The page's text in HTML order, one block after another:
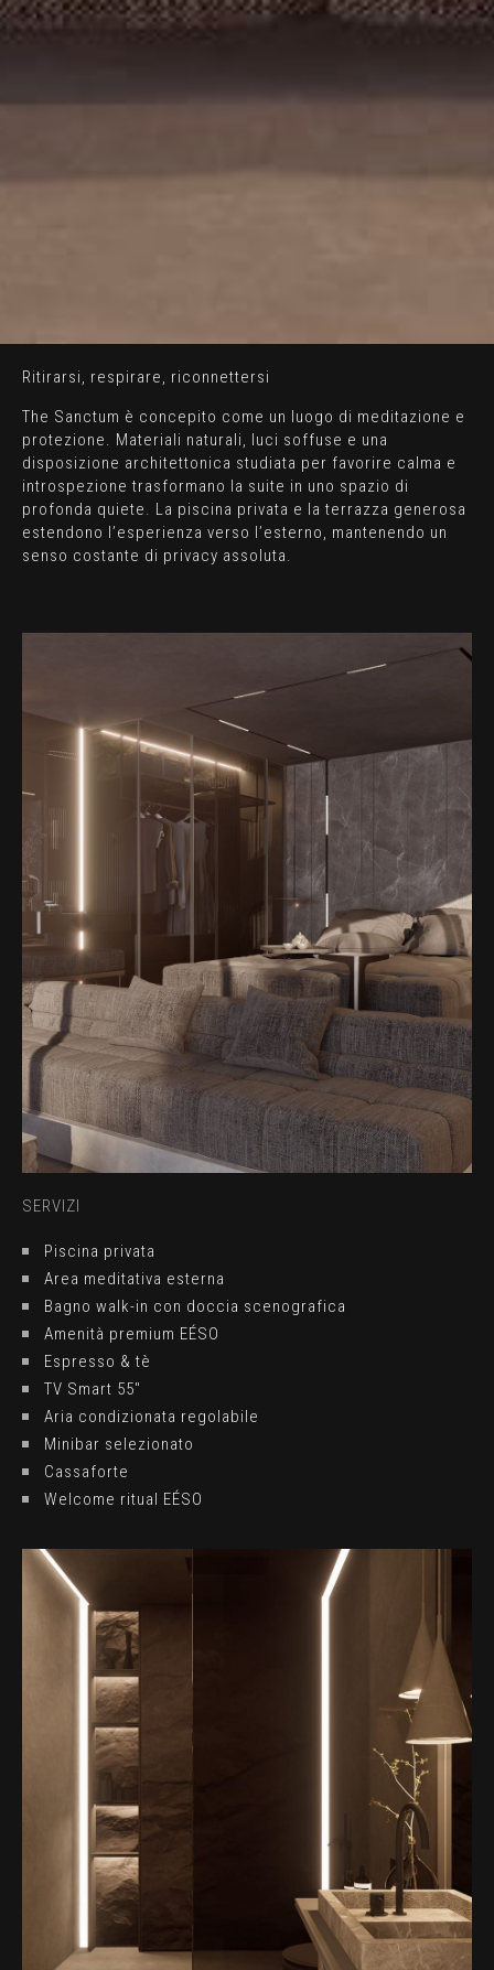
Ritirarsi, respirare, riconnettersi
The Sanctum è concepito come un luogo di meditazione e
protezione. Materiali naturali, luci soffuse e una
disposizione architettonica studiata per favorire calma e
introspezione trasformano la suite in uno spazio di
profonda quiete. La piscina privata e la terrazza generosa
estendono l’esperienza verso l’esterno, mantenendo un
senso costante di privacy assoluta.
SERVIZI
Piscina privata
Area meditativa esterna
Bagno walk-in con doccia scenografica
Amenità premium EÉSO
Espresso & tè
TV Smart 55"
Aria condizionata regolabile
Minibar selezionato
Cassaforte
Welcome ritual EÉSO